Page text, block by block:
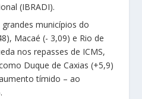
(IBRADI).
municípios do
Macaé (- 3,09) e Rio de
nos repasses de ICMS,
Duque de Caxias (+5,9)
tímido – ao